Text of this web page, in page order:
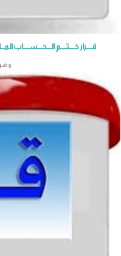
كـــراس الـــشّـــروط الـــخـــاصـــة